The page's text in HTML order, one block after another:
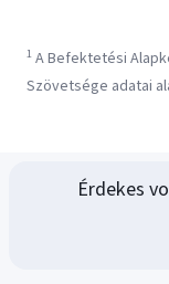
1 A Befektetési
Szövetsége adatai
Érdekes